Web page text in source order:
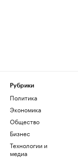
Рубрики
Политика
Экономика
Общество
Бизнес
Технологии и
медиа